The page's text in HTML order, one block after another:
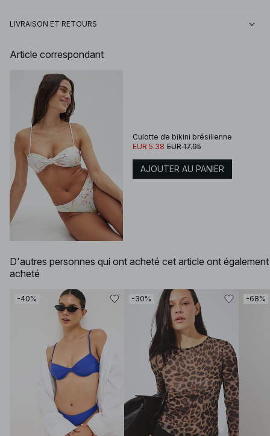
LIVRAISON ET RETOURS
Article correspondant
Culotte de bikini brésilienne
EUR 5.38 EUR 17.95
AJOUTER AU PANIER
D'autres personnes qui ont acheté cet article ont également
acheté
-40% -30% -68%